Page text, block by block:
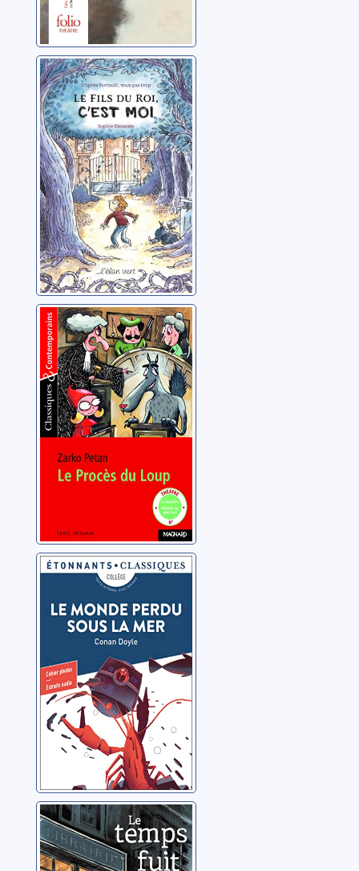
Le fils du roi,
c'est moi !
Dieuaide, Sophie
Le procès du
loup
Petan, Zarko
Le monde perdu
sous la mer
Doyle, Arthur Conan
Le temps fuit
Wyss, Nathalie